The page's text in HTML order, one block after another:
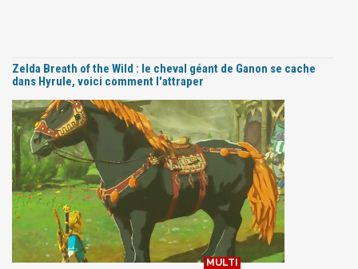
Zelda Breath of the Wild : le cheval géant de Ganon se cache
dans Hyrule, voici comment l'attraper